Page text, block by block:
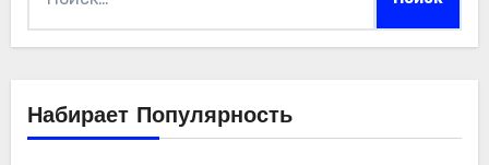
Набирает Популярность